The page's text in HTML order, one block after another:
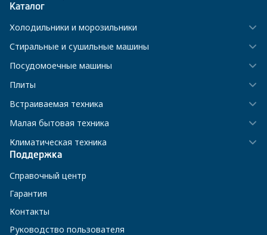
Каталог
Холодильники и морозильники
Стиральные и сушильные машины
Посудомоечные машины
Плиты
Встраиваемая техника
Малая бытовая техника
Климатическая техника
Поддержка
Справочный центр
Гарантия
Контакты
Руководство пользователя